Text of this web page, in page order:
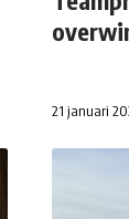
21 januari